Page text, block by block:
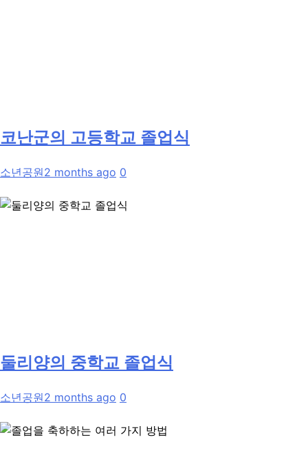
코난군의 고등학교 졸업식
소년공원2 months ago 0
둘리양의 중학교 졸업식
소년공원2 months ago 0